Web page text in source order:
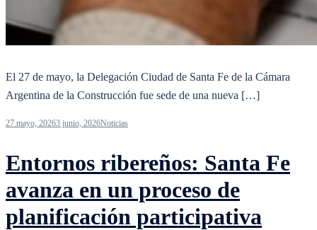
El 27 de mayo, la Delegación Ciudad de Santa Fe de la Cámara
Argentina de la Construcción fue sede de una nueva […]
27 mayo, 20263 junio, 2026Noticias
Entornos ribereños: Santa Fe
avanza en un proceso de
planificación participativa